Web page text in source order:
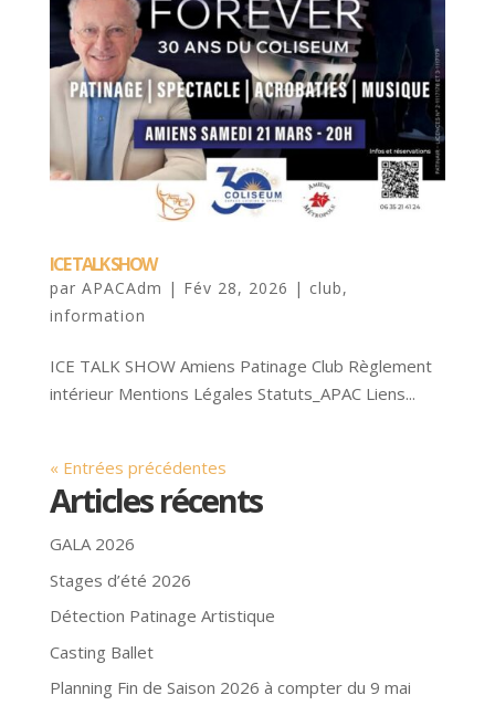
ICE TALK SHOW
par APACAdm | Fév 28, 2026 | club,
information
ICE TALK SHOW Amiens Patinage Club Règlement
intérieur Mentions Légales Statuts_APAC Liens...
« Entrées précédentes
Articles récents
GALA 2026
Stages d’été 2026
Détection Patinage Artistique
Casting Ballet
Planning Fin de Saison 2026 à compter du 9 mai